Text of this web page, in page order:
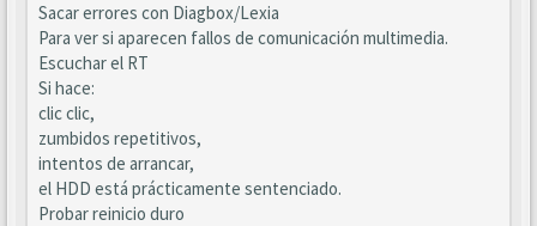
Sacar errores con Diagbox/Lexia
Para ver si aparecen fallos de comunicación multimedia.
Escuchar el RT
Si hace:
clic clic,
zumbidos repetitivos,
intentos de arrancar,
el HDD está prácticamente sentenciado.
Probar reinicio duro